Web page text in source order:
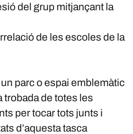
del grup mitjançant la
de les escoles de la
parc o espai emblemàtic
trobada de totes les
per tocar tots junts i
d’aquesta tasca